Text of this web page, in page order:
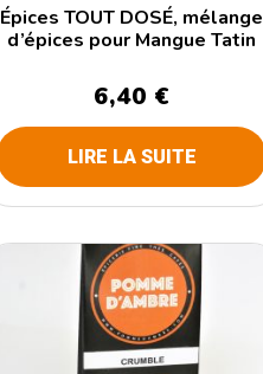
Épices TOUT DOSÉ, mélange
d’épices pour Mangue Tatin
6,40 €
LIRE LA SUITE